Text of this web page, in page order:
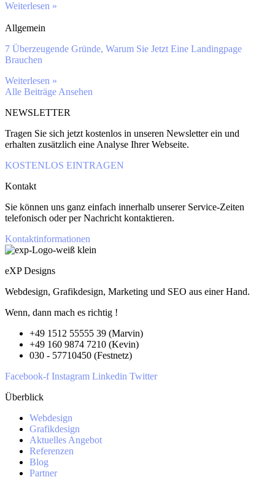
Weiterlesen »
Allgemein
7 Überzeugende Gründe, Warum Sie Jetzt Eine Landingpage
Brauchen
Weiterlesen »
Alle Beiträge Ansehen
NEWSLETTER
Tragen Sie sich jetzt kostenlos in unseren Newsletter ein und
erhalten zusätzlich eine Analyse Ihrer Webseite.
KOSTENLOS EINTRAGEN
Kontakt
Sie können uns ganz einfach innerhalb unserer Service-Zeiten
telefonisch oder per Nachricht kontaktieren.
Kontaktinformationen
eXP Designs
Webdesign, Grafikdesign, Marketing und SEO aus einer Hand.
Wenn, dann mach es richtig !
+49 1512 55555 39 (Marvin)
+49 160 9874 7210 (Kevin)
030 - 57710450 (Festnetz)
Facebook-f Instagram Linkedin Twitter
Überblick
Webdesign
Grafikdesign
Aktuelles Angebot
Referenzen
Blog
Partner